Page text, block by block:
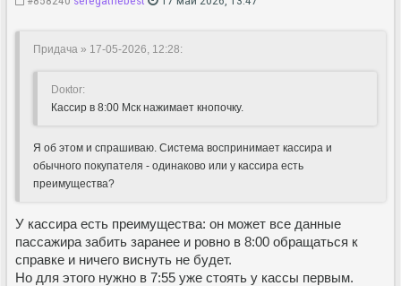
Придача » 17-05-2026, 12:28:
Doкtor:
Кассир в 8:00 Мск нажимает кнопочку.
Я об этом и спрашиваю. Система воспринимает кассира и
обычного покупателя - одинаково или у кассира есть
преимущества?
У кассира есть преимущества: он может все данные
пассажира забить заранее и ровно в 8:00 обращаться к
справке и ничего виснуть не будет.
Но для этого нужно в 7:55 уже стоять у кассы первым.